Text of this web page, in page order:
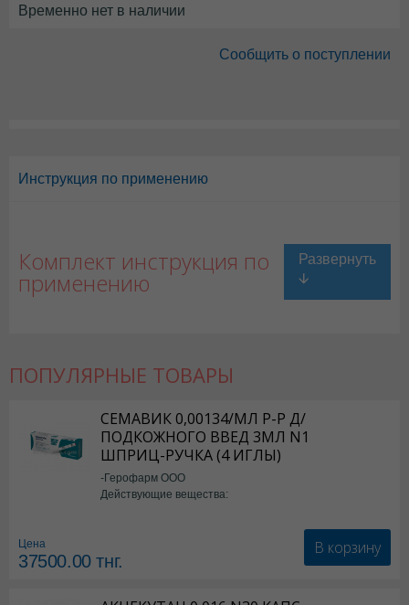
Временно нет в наличии
Сообщить о поступлении
Инструкция по применению
Комплект инструкция по
применению
ПОПУЛЯРНЫЕ ТОВАРЫ
СЕМАВИК 0,00134/МЛ Р-Р Д/
ПОДКОЖНОГО ВВЕД 3МЛ N1
ШПРИЦ-РУЧКА (4 ИГЛЫ)
-Герофарм ООО
Действующие вещества:
Цена
37500.00тнг.
В корзину